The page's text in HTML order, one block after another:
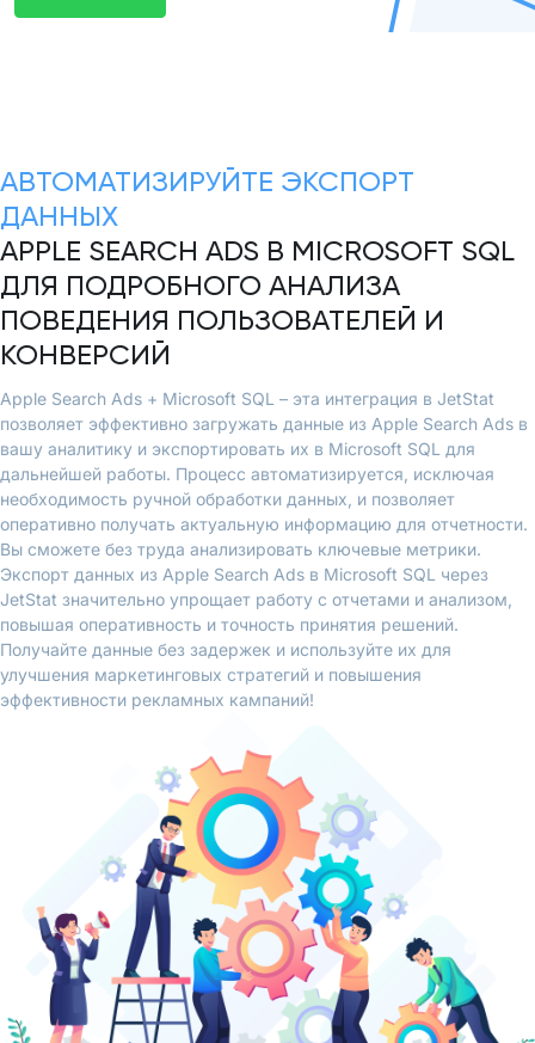
АВТОМАТИЗИРУЙТЕ ЭКСПОРТ
ДАННЫХ
APPLE SEARCH ADS В MICROSOFT SQL
ДЛЯ ПОДРОБНОГО АНАЛИЗА
ПОВЕДЕНИЯ ПОЛЬЗОВАТЕЛЕЙ И
КОНВЕРСИЙ
Apple Search Ads + Microsoft SQL – эта интеграция в JetStat
позволяет эффективно загружать данные из Apple Search Ads в
вашу аналитику и экспортировать их в Microsoft SQL для
дальнейшей работы. Процесс автоматизируется, исключая
необходимость ручной обработки данных, и позволяет
оперативно получать актуальную информацию для отчетности.
Вы сможете без труда анализировать ключевые метрики.
Экспорт данных из Apple Search Ads в Microsoft SQL через
JetStat значительно упрощает работу с отчетами и анализом,
повышая оперативность и точность принятия решений.
Получайте данные без задержек и используйте их для
улучшения маркетинговых стратегий и повышения
эффективности рекламных кампаний!